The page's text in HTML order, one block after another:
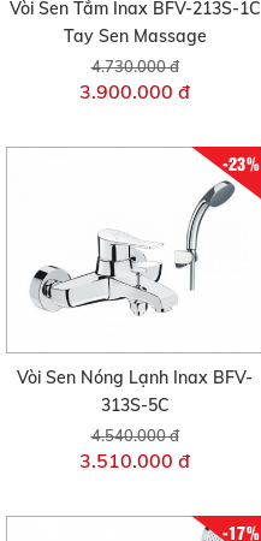
Vòi Sen Tắm Inax BFV-213S-1C
Tay Sen Massage
4.730.000 đ
3.900.000 đ
-23%
Vòi Sen Nóng Lạnh Inax BFV-
313S-5C
4.540.000 đ
3.510.000 đ
-17%